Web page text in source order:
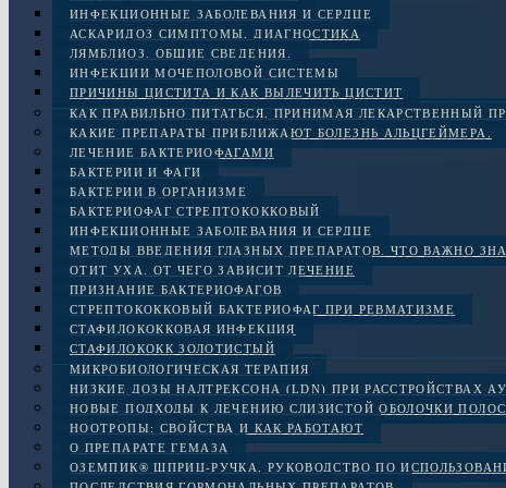
ИНФЕКЦИОННЫЕ ЗАБОЛЕВАНИЯ И СЕРДЦЕ
АСКАРИДОЗ СИМПТОМЫ, ДИАГНОСТИКА
ЛЯМБЛИОЗ. ОБЩИЕ СВЕДЕНИЯ.
ИНФЕКЦИИ МОЧЕПОЛОВОЙ СИСТЕМЫ
ПРИЧИНЫ ЦИСТИТА И КАК ВЫЛЕЧИТЬ ЦИСТИТ
КАК ПРАВИЛЬНО ПИТАТЬСЯ, ПРИНИМАЯ ЛЕКАРСТВЕННЫЙ
КАКИЕ ПРЕПАРАТЫ ПРИБЛИЖАЮТ БОЛЕЗНЬ АЛЬЦГЕЙМЕРА.
ЛЕЧЕНИЕ БАКТЕРИОФАГАМИ
БАКТЕРИИ И ФАГИ
БАКТЕРИИ В ОРГАНИЗМЕ
БАКТЕРИОФАГ СТРЕПТОКОККОВЫЙ
ИНФЕКЦИОННЫЕ ЗАБОЛЕВАНИЯ И СЕРДЦЕ
МЕТОДЫ ВВЕДЕНИЯ ГЛАЗНЫХ ПРЕПАРАТОВ. ЧТО ВАЖНО
ОТИТ УХА. ОТ ЧЕГО ЗАВИСИТ ЛЕЧЕНИЕ
ПРИЗНАНИЕ БАКТЕРИОФАГОВ
СТРЕПТОКОККОВЫЙ БАКТЕРИОФАГ ПРИ РЕВМАТИЗМЕ
СТАФИЛОКОККОВАЯ ИНФЕКЦИЯ
СТАФИЛОКОКК ЗОЛОТИСТЫЙ
МИКРОБИОЛОГИЧЕСКАЯ ТЕРАПИЯ
НИЗКИЕ ДОЗЫ НАЛТРЕКСОНА (LDN) ПРИ РАССТРОЙСТВАХ
НОВЫЕ ПОДХОДЫ К ЛЕЧЕНИЮ СЛИЗИСТОЙ ОБОЛОЧКИ
НООТРОПЫ: СВОЙСТВА И КАК РАБОТАЮТ
О ПРЕПАРАТЕ ГЕМАЗА
ОЗЕМПИК® ШПРИЦ-РУЧКА, РУКОВОДСТВО ПО